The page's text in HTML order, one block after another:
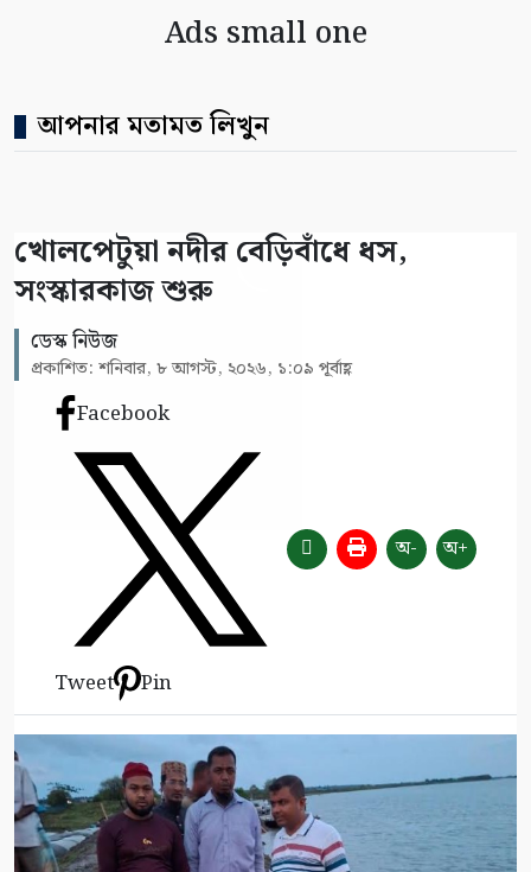
Ads small one
আপনার মতামত লিখুন
খোলপেটুয়া নদীর বেড়িবাঁধে ধস,
সংস্কারকাজ শুরু
ডেস্ক নিউজ
প্রকাশিত: শনিবার, ৮ আগস্ট, ২০২৬, ১:০৯ পূর্বাহ্ণ
Facebook
Tweet Pin
অ- অ+